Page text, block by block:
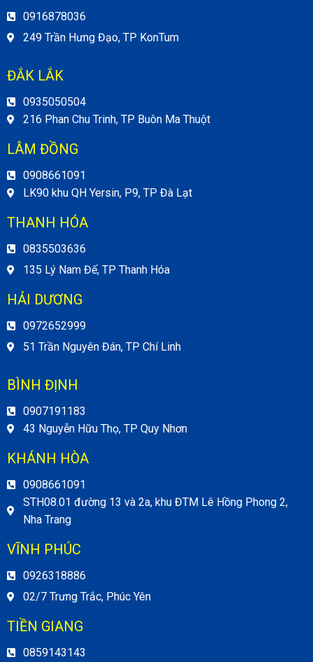
0916878036
249 Trần Hưng Đạo, TP KonTum
ĐẮK LẮK
0935050504
216 Phan Chu Trinh, TP Buôn Ma Thuột
LÂM ĐỒNG
0908661091
LK90 khu QH Yersin, P9, TP Đà Lạt
THANH HÓA
0835503636
135 Lý Nam Đế, TP Thanh Hóa
HẢI DƯƠNG
0972652999
51 Trần Nguyên Đán, TP Chí Linh
BÌNH ĐỊNH
0907191183
43 Nguyễn Hữu Thọ, TP Quy Nhơn
KHÁNH HÒA
0908661091
STH08.01 đường 13 và 2a, khu ĐTM Lê Hồng Phong 2,
Nha Trang
VĨNH PHÚC
0926318886
02/7 Trưng Trắc, Phúc Yên
TIỀN GIANG
0859143143